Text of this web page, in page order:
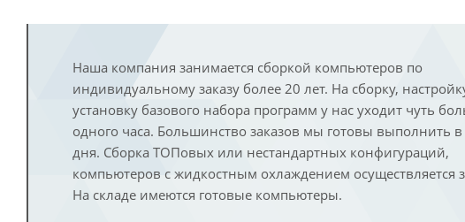
Наша компания занимается сборкой компьютеров по
индивидуальному заказу более 20 лет. На сборку,
установку базового набора программ у нас уходит чуть
одного часа. Большинство заказов мы готовы выполнить
дня. Сборка ТОПовых или нестандартных конфигураций,
компьютеров с жидкостным охлаждением осуществляется
На складе имеются готовые компьютеры.